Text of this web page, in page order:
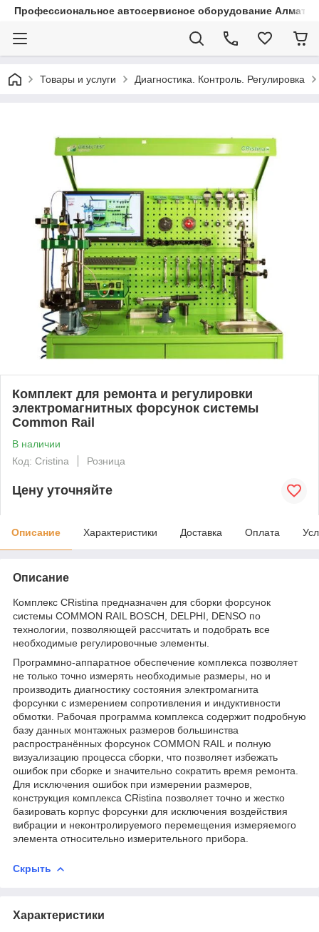
Профессиональное автосервисное оборудование Алматы
Товары и услуги Диагностика. Контроль. Регулировка
Комплект для ремонта и регулировки
электромагнитных форсунок системы
Common Rail
В наличии
Код: Cristina
Розница
Цену уточняйте
Описание Характеристики Доставка Оплата
Описание
Комплекс CRistina предназначен для сборки форсунок
системы COMMON RAIL BOSCH, DELPHI, DENSO по
технологии, позволяющей рассчитать и подобрать все
необходимые регулировочные элементы.
Программно-аппаратное обеспечение комплекса позволяет
не только точно измерять необходимые размеры, но и
производить диагностику состояния электромагнита
форсунки с измерением сопротивления и индуктивности
обмотки. Рабочая программа комплекса содержит подробную
базу данных монтажных размеров большинства
распространённых форсунок COMMON RAIL и полную
визуализацию процесса сборки, что позволяет избежать
ошибок при сборке и значительно сократить время ремонта.
Для исключения ошибок при измерении размеров,
конструкция комплекса CRistina позволяет точно и жестко
базировать корпус форсунки для исключения воздействия
вибрации и неконтролируемого перемещения измеряемого
элемента относительно измерительного прибора.
Скрыть
Характеристики